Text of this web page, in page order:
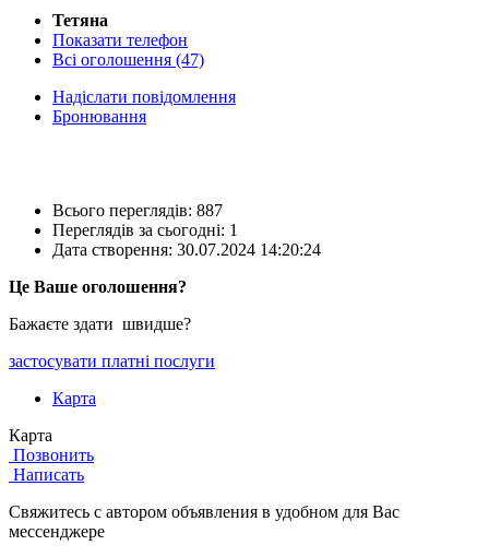
Тетяна
Показати телефон
Всі оголошення (47)
Надіслати повідомлення
Бронювання
Всього переглядів: 887
Переглядів за сьогодні: 1
Дата створення: 30.07.2024 14:20:24
Це Ваше оголошення?
Бажаєте здати швидше?
застосувати платні послуги
Карта
Карта
Позвонить
Написать
Свяжитесь с автором объявления в удобном для Вас
мессенджере